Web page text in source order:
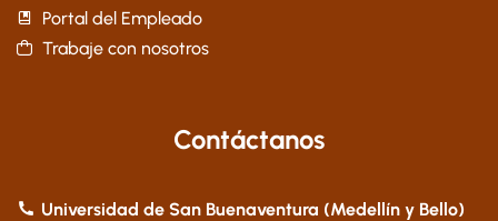
Portal del Empleado
Trabaje con nosotros
Contáctanos
Universidad de San Buenaventura (Medellín y Bello)